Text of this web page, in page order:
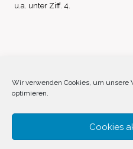
Wir verwenden Cookies, um unsere
optimieren.
Cookies
u.a. unter Ziff. 4.
Impressum